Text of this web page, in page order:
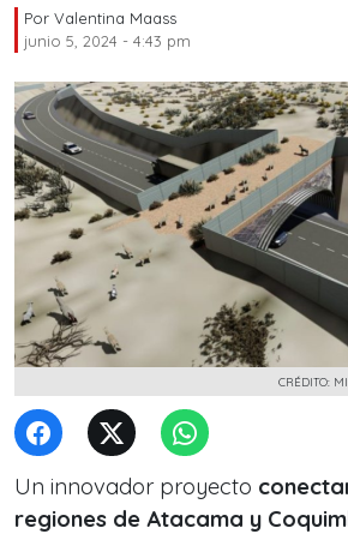
Por Valentina Maass
junio 5, 2024 - 4:43 pm
CRÉDITO:
Un innovador proyecto
regiones de Atacama y